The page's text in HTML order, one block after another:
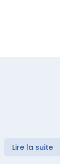
Lire la suite